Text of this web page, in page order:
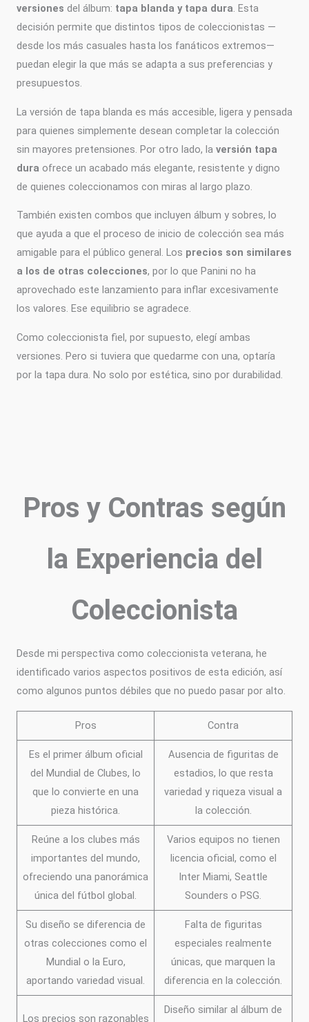
versiones del álbum: tapa blanda y tapa dura. Esta
decisión permite que distintos tipos de coleccionistas —
desde los más casuales hasta los fanáticos extremos—
puedan elegir la que más se adapta a sus preferencias y
presupuestos.
La versión de tapa blanda es más accesible, ligera y pensada
para quienes simplemente desean completar la colección
sin mayores pretensiones. Por otro lado, la versión tapa
dura ofrece un acabado más elegante, resistente y digno
de quienes coleccionamos con miras al largo plazo.
También existen combos que incluyen álbum y sobres, lo
que ayuda a que el proceso de inicio de colección sea más
amigable para el público general. Los precios son similares
a los de otras colecciones, por lo que Panini no ha
aprovechado este lanzamiento para inflar excesivamente
los valores. Ese equilibrio se agradece.
Como coleccionista fiel, por supuesto, elegí ambas
versiones. Pero si tuviera que quedarme con una, optaría
por la tapa dura. No solo por estética, sino por durabilidad.
Pros y Contras según
la Experiencia del
Coleccionista
Desde mi perspectiva como coleccionista veterana, he
identificado varios aspectos positivos de esta edición, así
como algunos puntos débiles que no puedo pasar por alto.
Pros Contra
Es el primer álbum oficial
del Mundial de Clubes, lo
que lo convierte en una
pieza histórica.
Ausencia de figuritas de
estadios, lo que resta
variedad y riqueza visual a
la colección.
Reúne a los clubes más
importantes del mundo,
ofreciendo una panorámica
única del fútbol global.
Varios equipos no tienen
licencia oficial, como el
Inter Miami, Seattle
Sounders o PSG.
Su diseño se diferencia de
otras colecciones como el
Mundial o la Euro,
aportando variedad visual.
Falta de figuritas
especiales realmente
únicas, que marquen la
diferencia en la colección.
Los precios son razonables
Diseño similar al álbum de